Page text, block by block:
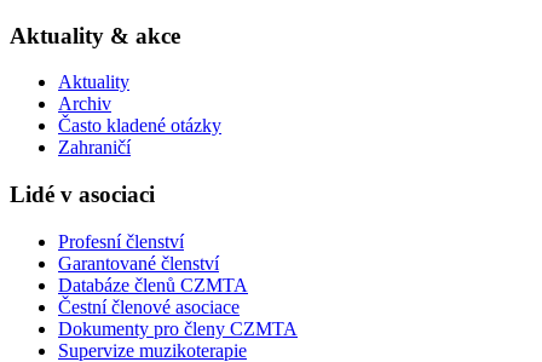
Aktuality & akce
Aktuality
Archiv
Často kladené otázky
Zahraničí
Lidé v asociaci
Profesní členství
Garantované členství
Databáze členů CZMTA
Čestní členové asociace
Dokumenty pro členy CZMTA
Supervize muzikoterapie